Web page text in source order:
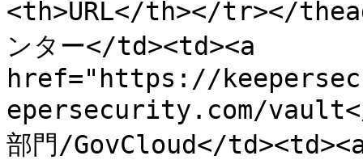
<th>URL</th></tr></
ンター</td><td><a
href="https://
epersecurity.com/
部門/GovCloud</